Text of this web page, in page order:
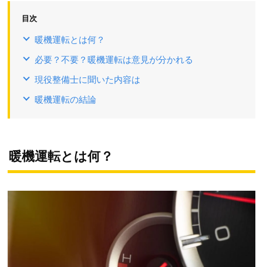
目次
暖機運転とは何？
必要？不要？暖機運転は意見が分かれる
現役整備士に聞いた内容は
暖機運転の結論
暖機運転とは何？